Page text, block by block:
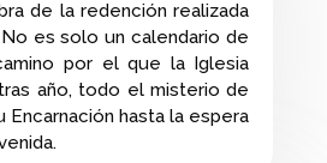
de la redención realizada
es solo un calendario de
por el que la Iglesia
año, todo el misterio de
Encarnación hasta la espera